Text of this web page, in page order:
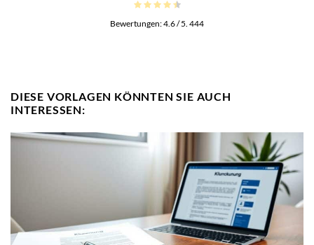
Bewertungen:4.6/ 5. 444
DIESE VORLAGEN KÖNNTEN SIE AUCH
INTERESSEN: